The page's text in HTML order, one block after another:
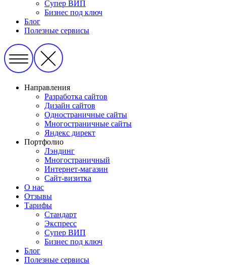
Супер ВИП
Бизнес под ключ
Блог
Полезные сервисы
Направления
Разработка сайтов
Дизайн сайтов
Одностраничные сайты
Многостраничные сайты
Яндекс директ
Портфолио
Лэндинг
Многостраничный
Интернет-магазин
Сайт-визитка
О нас
Отзывы
Тарифы
Стандарт
Экспресс
Супер ВИП
Бизнес под ключ
Блог
Полезные сервисы